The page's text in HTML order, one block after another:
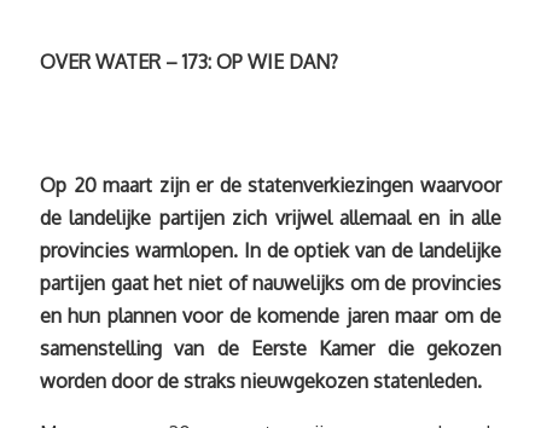
OVER WATER – 173: OP WIE DAN?
Op 20 maart zijn er de statenverkiezingen waarvoor
de landelijke partijen zich vrijwel allemaal en in alle
provincies warmlopen. In de optiek van de landelijke
partijen gaat het niet of nauwelijks om de provincies
en hun plannen voor de komende jaren maar om de
samenstelling van de Eerste Kamer die gekozen
worden door de straks nieuwgekozen statenleden.